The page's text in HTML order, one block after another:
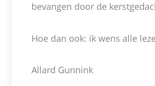
bevangen door de
Hoe dan ook: ik wens alle
Allard Gunnink